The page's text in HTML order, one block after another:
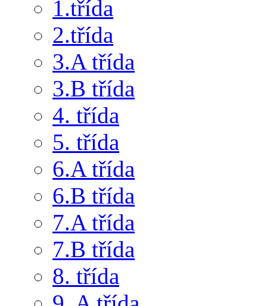
1.třída
2.třída
3.A třída
3.B třída
4. třída
5. třída
6.A třída
6.B třída
7.A třída
7.B třída
8. třída